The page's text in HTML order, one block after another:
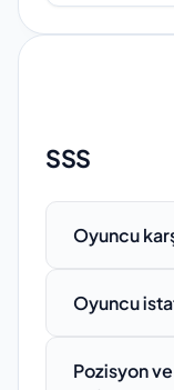
SSS
Oyuncu
butonuna
Oyuncu
verileri,
Pozisyon